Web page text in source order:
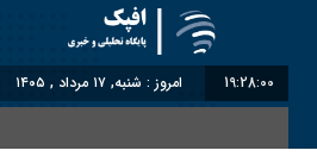
19:28:01 امروز : شنبه, ۱۷ مرداد , ۱۴۰۵